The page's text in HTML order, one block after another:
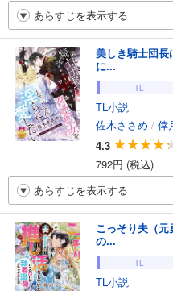
あらすじを表示する
美しき騎士団長
に...
TL
TL小説
佐木ささめ / 倖
4.3
792円 (税込)
あらすじを表示する
こっそり夫（
の...
TL
TL小説